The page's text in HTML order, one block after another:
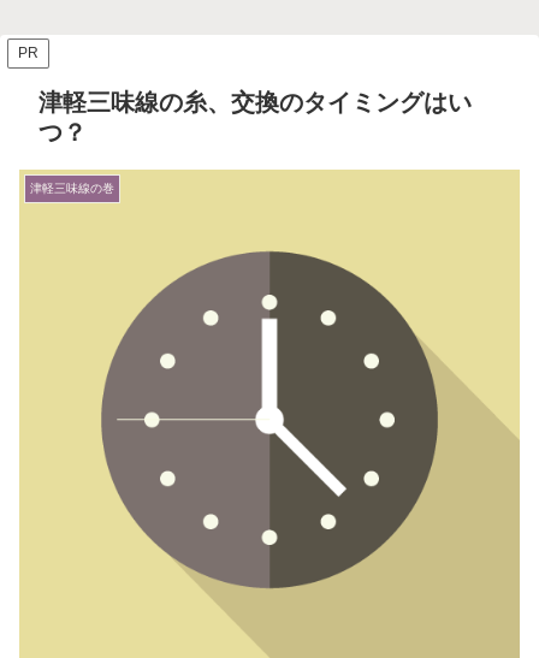
PR
津軽三味線の糸、交換のタイミングはい
つ？
津軽三味線の巻